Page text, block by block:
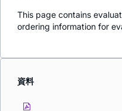
This page contains
ordering information for
資料